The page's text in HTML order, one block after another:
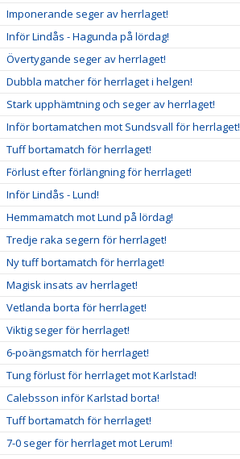
Imponerande seger av herrlaget!
Inför Lindås - Hagunda på lördag!
Övertygande seger av herrlaget!
Dubbla matcher för herrlaget i helgen!
Stark upphämtning och seger av herrlaget!
Inför bortamatchen mot Sundsvall för herrlaget!
Tuff bortamatch för herrlaget!
Förlust efter förlängning för herrlaget!
Inför Lindås - Lund!
Hemmamatch mot Lund på lördag!
Tredje raka segern för herrlaget!
Ny tuff bortamatch för herrlaget!
Magisk insats av herrlaget!
Vetlanda borta för herrlaget!
Viktig seger för herrlaget!
6-poängsmatch för herrlaget!
Tung förlust för herrlaget mot Karlstad!
Calebsson inför Karlstad borta!
Tuff bortamatch för herrlaget!
7-0 seger för herrlaget mot Lerum!